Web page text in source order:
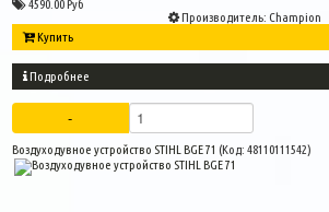
4590.00 Руб
Производитель: Champion
Купить
Подробнее
Воздуходувное устройство STIHL BGE 71 (Код:48110111542)